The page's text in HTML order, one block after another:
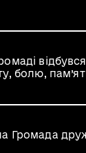
болю,
Громада